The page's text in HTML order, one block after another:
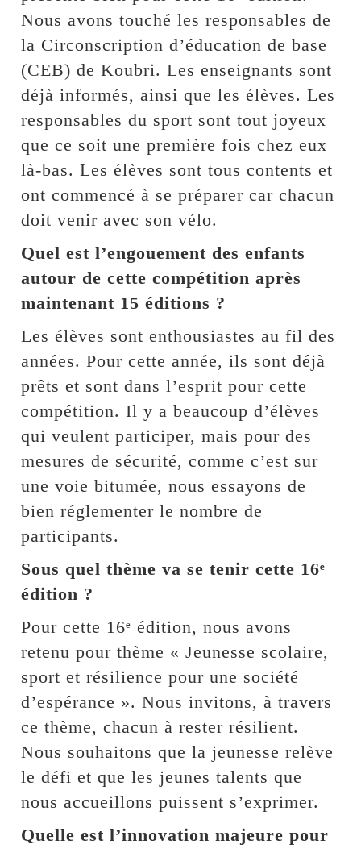
Nous avons touché les responsables de
la Circonscription d’éducation de base
(CEB) de Koubri. Les enseignants sont
déjà informés, ainsi que les élèves. Les
responsables du sport sont tout joyeux
que ce soit une première fois chez eux
là-bas. Les élèves sont tous contents et
ont commencé à se préparer car chacun
doit venir avec son vélo.
Quel est l’engouement des enfants
autour de cette compétition après
maintenant 15 éditions ?
Les élèves sont enthousiastes au fil des
années. Pour cette année, ils sont déjà
prêts et sont dans l’esprit pour cette
compétition. Il y a beaucoup d’élèves
qui veulent participer, mais pour des
mesures de sécurité, comme c’est sur
une voie bitumée, nous essayons de
bien réglementer le nombre de
participants.
Sous quel thème va se tenir cette 16ᵉ
édition ?
Pour cette 16ᵉ édition, nous avons
retenu pour thème « Jeunesse scolaire,
sport et résilience pour une société
d’espérance ». Nous invitons, à travers
ce thème, chacun à rester résilient.
Nous souhaitons que la jeunesse relève
le défi et que les jeunes talents que
nous accueillons puissent s’exprimer.
Quelle est l’innovation majeure pour